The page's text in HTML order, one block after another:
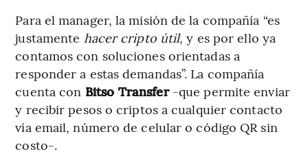
Para el manager, la misión de la compañía “es
justamente hacer cripto útil, y es por ello ya
contamos con soluciones orientadas a
responder a estas demandas”. La compañía
cuenta con Bitso Transfer-que permite enviar
y recibir pesos o criptos a cualquier contacto
vía email, número de celular o código QR sin
costo-.